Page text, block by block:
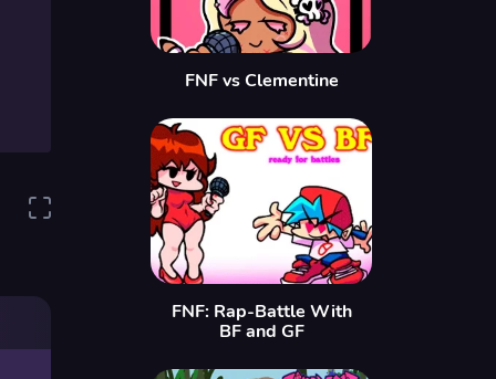
FNF vs Clementine
FNF: Rap-Battle With
BF and GF